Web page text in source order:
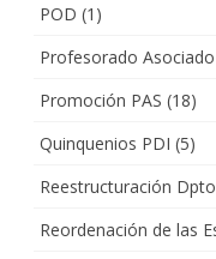
POD (1)
Profesorado Asociado
Promoción PAS (18)
Quinquenios PDI (5)
Reestructuración Dpto
Reordenación de las